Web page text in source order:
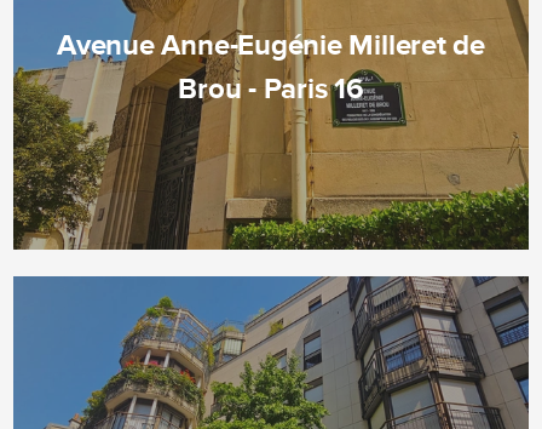
Avenue Anne-Eugénie Milleret de
Brou - Paris 16